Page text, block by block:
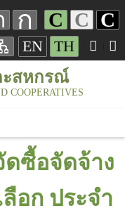
ก C C C
EN TH
ะสหกรณ์
COOPERATIVES
ดซื้อจัดจ้าง
อก ประจำ